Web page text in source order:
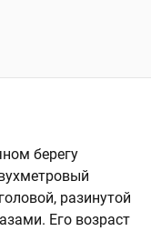
берегу
разинутой
Его возраст